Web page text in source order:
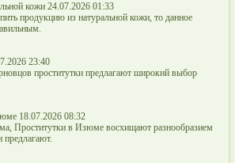
кожи 24.07.2026 01:33
продукцию из натуральной кожи, то данное
23:40
проститутки предлагают широкий выбор
18.07.2026 08:32
Проститутки в Изюме восхищают разнообразием
предлагают.